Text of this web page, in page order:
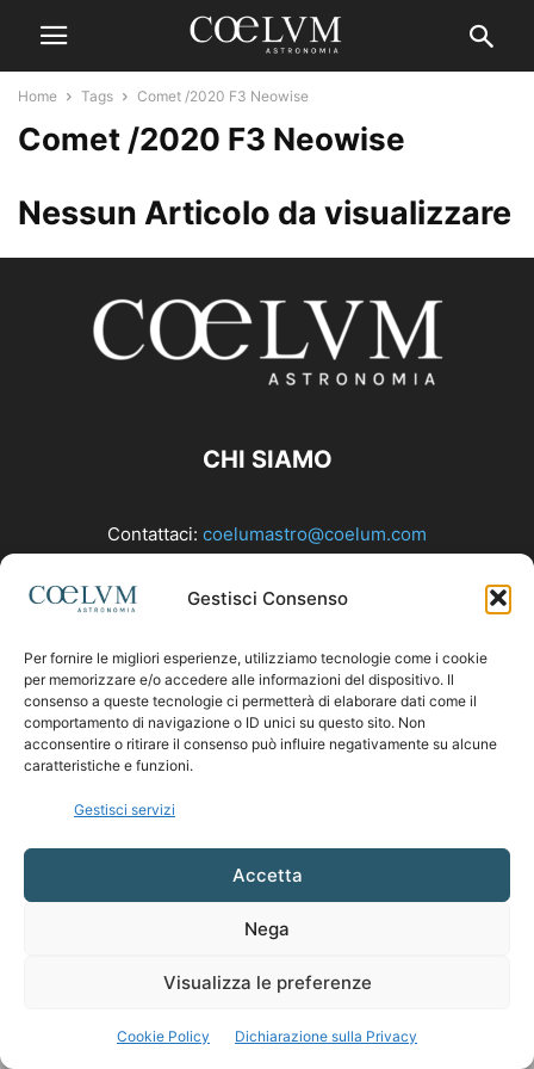
Gestisci Consenso
Per fornire le migliori esperienze, utilizziamo tecnologie come i cookie
per memorizzare e/o accedere alle informazioni del dispositivo. Il
consenso a queste tecnologie ci permetterà di elaborare dati come il
comportamento di navigazione o ID unici su questo sito. Non
acconsentire o ritirare il consenso può influire negativamente su alcune
caratteristiche e funzioni.
Gestisci servizi
Accetta
Nega
Visualizza le preferenze
Cookie Policy Dichiarazione sulla Privacy
Home Tags Comet /2020 F3 Neowise
Comet /2020 F3 Neowise
Nessun Articolo da visualizzare
CHI SIAMO
Contattaci: coelumastro@coelum.com
SEGUICI